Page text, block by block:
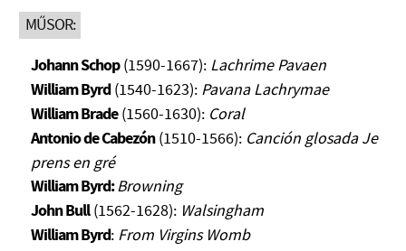
CÍM
EMAIL
infokozpont@bmc.hu
TELEFON
NYITVA TARTÁS
MŰSOR:
Johann Schop(1590-1667): Lachrime Pavaen
William Byrd(1540-1623): Pavana Lachrymae
William Brade(1560-1630): Coral
Antonio de Cabezón(1510-1566): Canción glosada Je
prens en gré
William Byrd:Browning
John Bull(1562-1628): Walsingham
William Byrd: From Virgins Womb